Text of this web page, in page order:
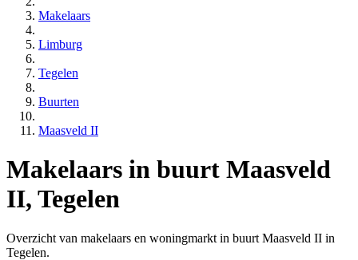
Makelaars
Limburg
Tegelen
Buurten
Maasveld II
Makelaars in buurt Maasveld
II, Tegelen
Overzicht van makelaars en woningmarkt in buurt Maasveld II in
Tegelen.